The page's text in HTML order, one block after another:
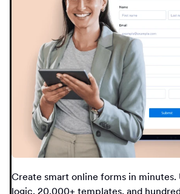
Create smart online forms in minutes.
logic, 20,000+ templates, and